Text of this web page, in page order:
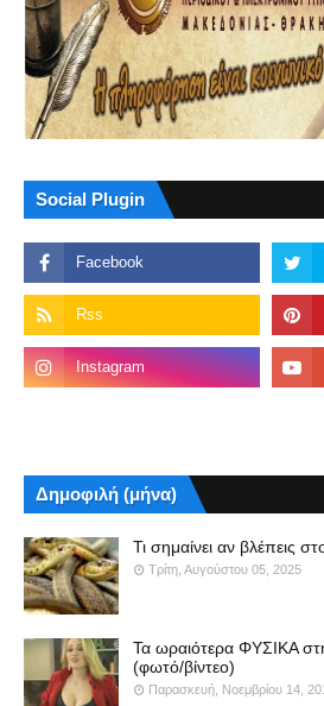
Social Plugin
Δημοφιλή (μήνα)
Τι σημαίνει αν βλέπεις
Τρίτη, Αυγούστου 05, 2025
Τα ωραιότερα ΦΥΣΙΚΑ
(φωτό/βίντεο)
Παρασκευή, Νοεμβρίου 14,